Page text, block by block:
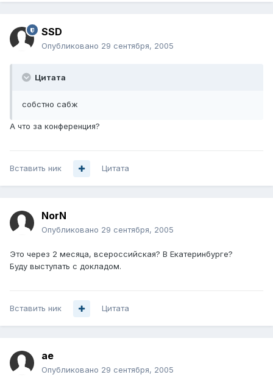
SSD
Опубликовано 29 сентября, 2005
Цитата
собстно сабж
А что за конференция?
Вставить ник Цитата
NorN
Опубликовано 29 сентября, 2005
Это через 2 месяца, всероссийская? В Екатеринбурге?
Буду выступать с докладом.
Вставить ник Цитата
ae
Опубликовано 29 сентября, 2005